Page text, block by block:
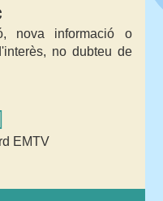
nova informació o
no dubteu de
EMTV